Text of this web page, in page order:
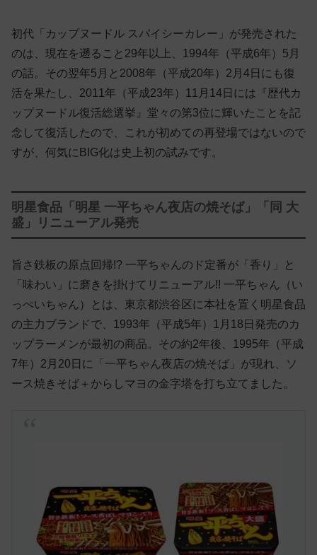
初代「カップヌードル スパイシーカレー」が発売された
のは、現在を遡ること29年以上、1994年（平成6年）5月
の話。その翌年5月と2008年（平成20年）2月4日にも復
活を果たし、2011年（平成23年）11月14日には『歴代カ
ップヌードル復活総選挙』堂々の第3位に輝いたことを記
念して復活したので、これが初めての再登場ではないので
すが、何気にBIG化は史上初の試みです。
明星食品「明星 一平ちゃん夜店の焼そば」「同 大
盛」リニューアル発売
旨さ鉄板の原点回帰!? 一平ちゃんのド定番が「香り」と
「味わい」に磨きを掛けてリニューアル!! 一平ちゃん（い
っぺいちゃん）とは、東京都渋谷区に本社を置く明星食品
の主力ブランドで、1993年（平成5年）1月18日発売のカ
ップラーメンが最初の商品。その約2年後、1995年（平成
7年）2月20日に「一平ちゃん夜店の焼そば」が現れ、ソ
ース焼きそば＋からしマヨの金字塔を打ち立てました。